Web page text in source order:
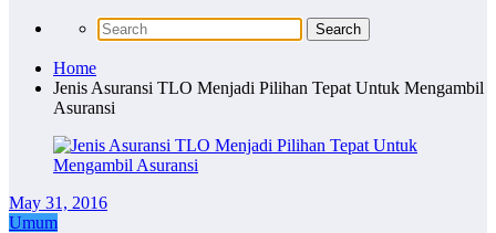
Home
Jenis Asuransi TLO Menjadi Pilihan Tepat Untuk Mengambil
Asuransi
May 31, 2016
Umum